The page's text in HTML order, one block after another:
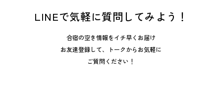
LINEで気軽に質問してみよう！
合宿の空き情報をイチ早くお届け
お友達登録して、トークからお気軽に
ご質問ください！